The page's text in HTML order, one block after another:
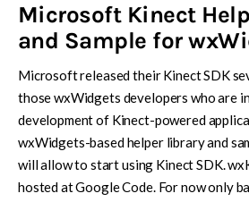
Microsoft Kinect
and Sample for
Microsoft released their Kinect SDK
those wxWidgets developers who are
development of Kinect-powered
wxWidgets-based helper library and
will allow to start using Kinect SDK.
hosted at Google Code. For now only